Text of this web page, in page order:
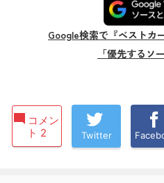
Google検索で『ベストカ
「優先するソ
コメン
ト 2
Twitter